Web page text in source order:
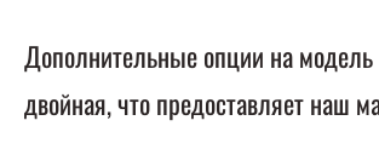
Дополнительные опции на
двойная, что предоставляет наш